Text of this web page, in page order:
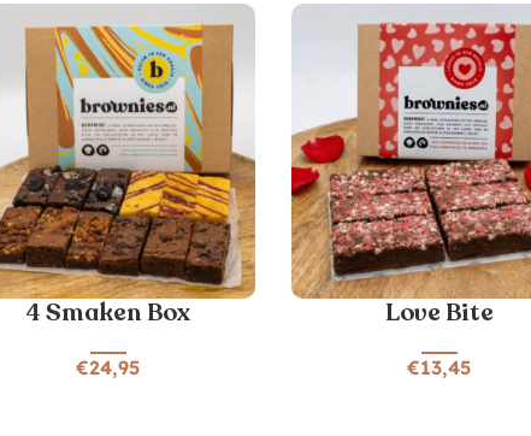
4 Smaken Box
€24,95
Love Bite
€13,45